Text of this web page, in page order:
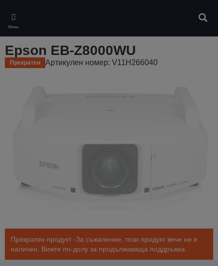
main
content
Меню
Epson EB-Z8000WU
Прекратен Артикулен номер: V11H266040
Прекратен продукт -За съжаление, този продукт вече не е
наличен. Вижте по-долу за продължаваща поддръжка.